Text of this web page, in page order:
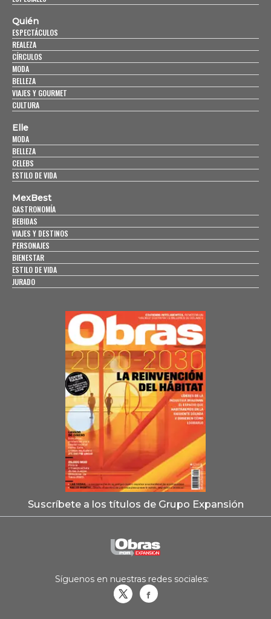
Quién
ESPECTÁCULOS
REALEZA
CÍRCULOS
MODA
BELLEZA
VIAJES Y GOURMET
CULTURA
Elle
MODA
BELLEZA
CELEBS
ESTILO DE VIDA
MexBest
GASTRONOMÍA
BEBIDAS
VIAJES Y DESTINOS
PERSONAJES
BIENESTAR
ESTILO DE VIDA
JURADO
Suscríbete a los títulos de Grupo Expansión
Síguenos en nuestras redes sociales: